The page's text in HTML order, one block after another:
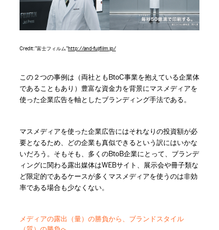
Credit:”富士フィルム”http://and-fujifilm.jp/
この２つの事例は（両社ともBtoC事業を抱えている企業体
であることもあり）豊富な資金力を背景にマスメディアを
使った企業広告を軸としたブランディング手法である。
マスメディアを使った企業広告にはそれなりの投資額が必
要となるため、どの企業も真似できるという訳にはいかな
いだろう。そもそも、多くのBtoB企業にとって、ブランデ
ィングに関わる露出媒体はWEBサイト、展示会や冊子類な
ど限定的であるケースが多くマスメディアを使うのは非効
率である場合も少なくない。
メディアの露出（量）の勝負から、ブランドスタイル